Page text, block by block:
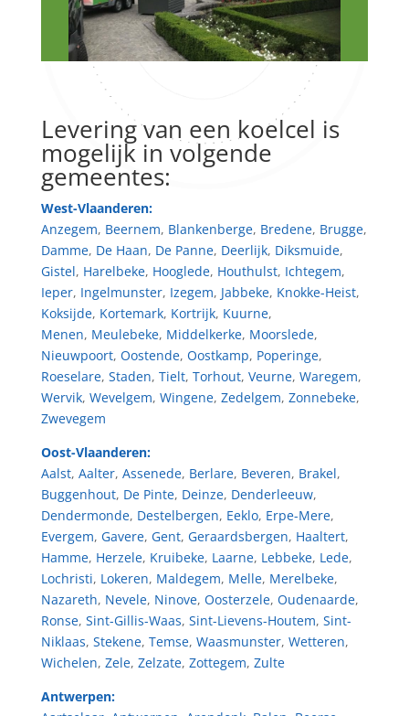
Levering van een koelcel is
mogelijk in volgende
gemeentes:
West-Vlaanderen:
Anzegem, Beernem, Blankenberge, Bredene, Brugge,
Damme, De Haan, De Panne, Deerlijk, Diksmuide,
Gistel, Harelbeke, Hooglede, Houthulst, Ichtegem,
Ieper, Ingelmunster, Izegem, Jabbeke, Knokke-Heist,
Koksijde, Kortemark, Kortrijk, Kuurne,
Menen, Meulebeke, Middelkerke, Moorslede,
Nieuwpoort, Oostende, Oostkamp, Poperinge,
Roeselare, Staden, Tielt, Torhout, Veurne, Waregem,
Wervik, Wevelgem, Wingene, Zedelgem, Zonnebeke,
Zwevegem
Oost-Vlaanderen:
Aalst, Aalter, Assenede, Berlare, Beveren, Brakel,
Buggenhout, De Pinte, Deinze, Denderleeuw,
Dendermonde, Destelbergen, Eeklo, Erpe-Mere,
Evergem, Gavere, Gent, Geraardsbergen, Haaltert,
Hamme, Herzele, Kruibeke, Laarne, Lebbeke, Lede,
Lochristi, Lokeren, Maldegem, Melle, Merelbeke,
Nazareth, Nevele, Ninove, Oosterzele, Oudenaarde,
Ronse, Sint-Gillis-Waas, Sint-Lievens-Houtem, Sint-
Niklaas, Stekene, Temse, Waasmunster, Wetteren,
Wichelen, Zele, Zelzate, Zottegem, Zulte
Antwerpen: